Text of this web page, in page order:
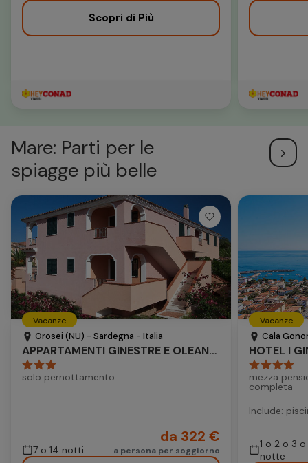
Scopri di Più
Mare: Parti per le
spiagge più belle
Vacanze
Orosei (NU) - Sardegna - Italia
APPARTAMENTI GINESTRE E OLEANDRI
solo pernottamento
7 o 14 notti
da 322 €
a persona per soggiorno
Vacanze
Cala
HOTEL I
mezza
completa
Include:
1 o 2 o 3 o
notte